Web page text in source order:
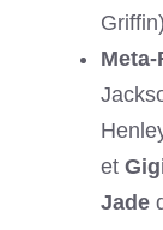
Griffin)
et
Jade